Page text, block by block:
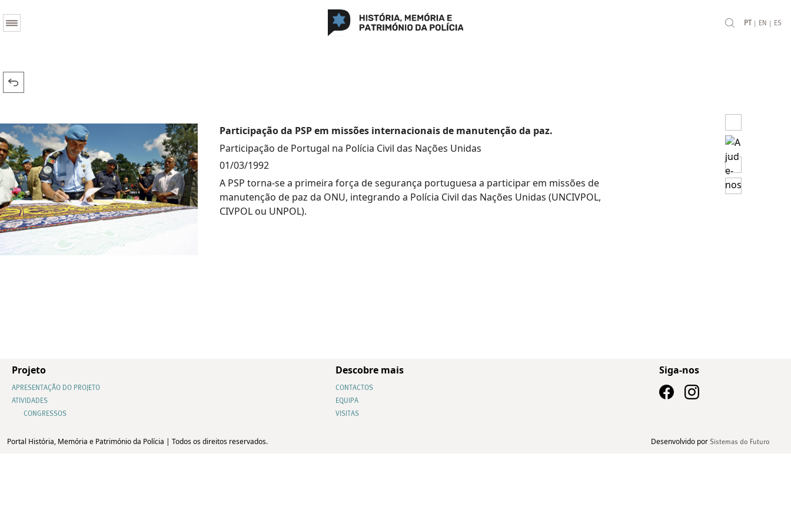
PT | EN | ES
Participação da PSP em missões internacionais de manutenção da paz.
Participação de Portugal na Polícia Civil das Nações Unidas
01/03/1992
A PSP torna-se a primeira força de segurança portuguesa a participar em missões de
manutenção de paz da ONU, integrando a Polícia Civil das Nações Unidas (UNCIVPOL,
CIVPOL ou UNPOL).
Projeto
APRESENTAÇÃO DO PROJETO
ATIVIDADES
CONGRESSOS
Descobre mais
CONTACTOS
EQUIPA
VISITAS
Siga-nos
Portal História, Memória e Património da Polícia | Todos os direitos reservados. Desenvolvido por Sistemas do Futuro